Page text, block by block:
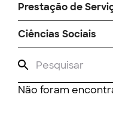
Prestação de
Ciências Sociais
Não foram